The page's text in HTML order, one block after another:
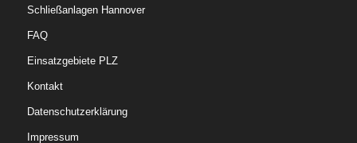
Schließanlagen Hannover
FAQ
Einsatzgebiete PLZ
Kontakt
Datenschutzerklärung
Impressum